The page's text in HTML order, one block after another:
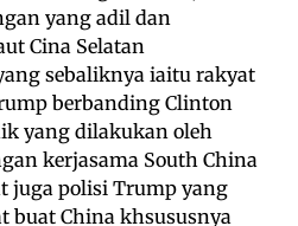
yang adil dan
Cina Selatan
sebaliknya iaitu rakyat
berbanding Clinton
yang dilakukan oleh
kerjasama South China
juga polisi Trump yang
buat China khsususnya